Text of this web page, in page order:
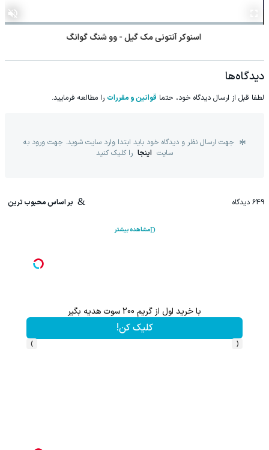
اسنوکر آنتونی مک گیل - وو شنگ گوانگ
دیدگاه‌ها
لطفا قبل از ارسال دیدگاه خود، حتما قوانین و مقررات را مطالعه فرمایید.
جهت ارسال نظر و دیدگاه خود باید ابتدا وارد سایت شوید. جهت ورود به
سایت اینجا را کلیک کنید
649 دیدگاه بر اساس محبوب ترین
مشاهده بیشتر
با خرید اول از گریم 200 سوت هدیه بگیر
کلیک کن!
‹
›